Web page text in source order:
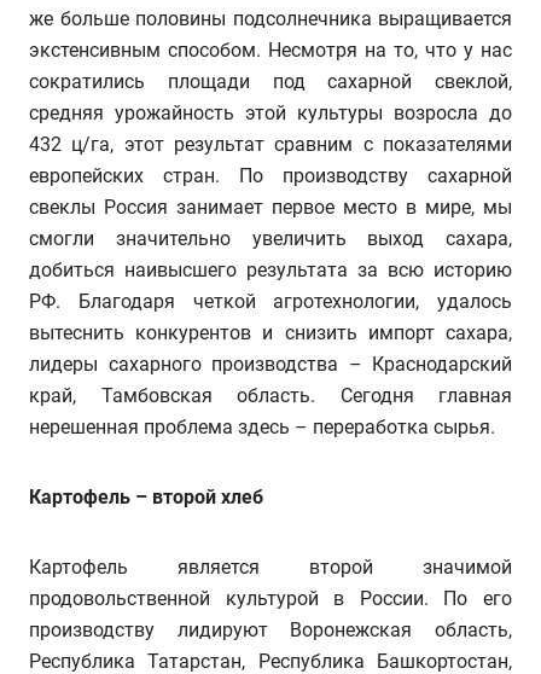
же больше половины подсолнечника выращивается
экстенсивным способом. Несмотря на то, что у нас
сократились площади под сахарной свеклой,
средняя урожайность этой культуры возросла до
432 ц/га, этот результат сравним с показателями
европейских стран. По производству сахарной
свеклы Россия занимает первое место в мире, мы
смогли значительно увеличить выход сахара,
добиться наивысшего результата за всю историю
РФ. Благодаря четкой агротехнологии, удалось
вытеснить конкурентов и снизить импорт сахара,
лидеры сахарного производства – Краснодарский
край, Тамбовская область. Сегодня главная
нерешенная проблема здесь – переработка сырья.
Картофель – второй хлеб
Картофель является второй значимой
продовольственной культурой в России. По его
производству лидируют Воронежская область,
Республика Татарстан, Республика Башкортостан,